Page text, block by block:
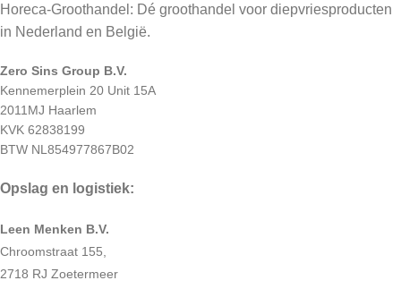
Horeca-Groothandel: Dé groothandel voor diepvriesproducten
in Nederland en België.
Zero Sins Group B.V.
Kennemerplein 20 Unit 15A
2011MJ Haarlem
KVK 62838199
BTW NL854977867B02
Opslag en logistiek:
Leen Menken B.V.
Chroomstraat 155,
2718 RJ Zoetermeer